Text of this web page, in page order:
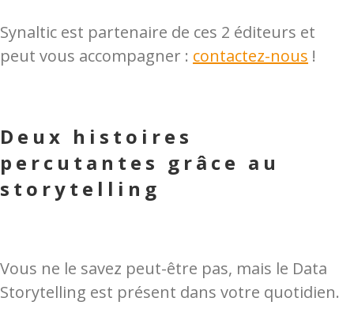
Synaltic est partenaire de ces 2 éditeurs et
peut vous accompagner : contactez-nous !
Deux histoires
percutantes grâce au
storytelling
Vous ne le savez peut-être pas, mais le Data
Storytelling est présent dans votre quotidien.